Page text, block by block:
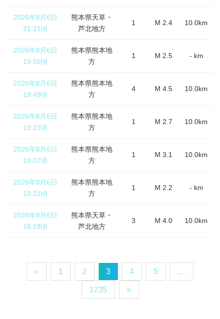
2026年8月6日
21:21頃
熊本県天草・
芦北地方
1 M 2.4 10.0km
2026年8月6日
19:56頃
熊本県熊本地
方
1 M 2.5 - km
2026年8月6日
19:49頃
熊本県熊本地
方
4 M 4.5 10.0km
2026年8月6日
19:21頃
熊本県熊本地
方
1 M 2.7 10.0km
2026年8月6日
19:07頃
熊本県熊本地
方
1 M 3.1 10.0km
2026年8月6日
18:21頃
熊本県熊本地
方
1 M 2.2 - km
2026年8月6日
16:18頃
熊本県天草・
芦北地方
3 M 4.0 10.0km
« 1 2 3 4 5 …
1235 »